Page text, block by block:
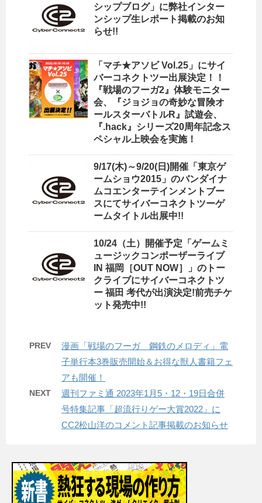
シップブログ」に弊社インター
ンシップ生レポート掲載のお知
らせ!!
「マチ★アソビ Vol.25」にサイ
バーコネクトツー出展決定！！
『戦場のフーガ2』体験モニター
会、『ジョジョの奇妙な冒険オ
ールスターバトルR』試遊会、
『.hack』シリーズ20周年記念ス
ペシャル上映会を実施！
9/17(木)～9/20(日)開催「東京ゲ
ームショウ2015」のバンダイナ
ムコエンターテインメントブー
スにてサイバーコネクトツーゲ
ームタイトル出展中!!
10/24（土）開催予定「ゲームミ
ュージックコンポーザーライブ
IN 福岡［OUT NOW］」のトー
クライブにサイバーコネクトツ
ー 福田 考代が出演決定!前売チケ
ット発売中!!
PREV
漫画「戦場のフーガ 鋼鉄のメロディ」電
子単行本3巻販売開始＆お得な獣人書籍フェ
アも開催！
NEXT
週刊ファミ通 2023年1月5・12・19日合併
号特集記事「超流行りゲー大賞2022」に
CC2松山洋のコメント記事掲載のお知らせ